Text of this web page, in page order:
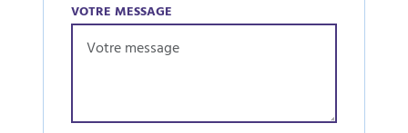
VOTRE MESSAGE